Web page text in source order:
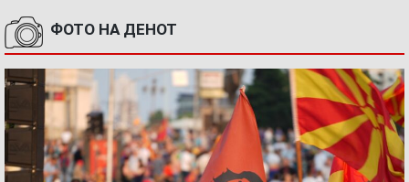
ФОТО НА ДЕНОТ